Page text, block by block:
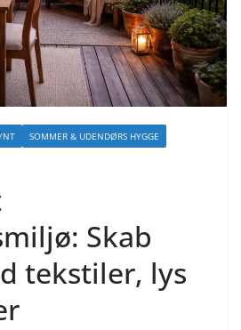
SOMMER & UDENDØRS HYGGE
Skab
tekstiler, lys